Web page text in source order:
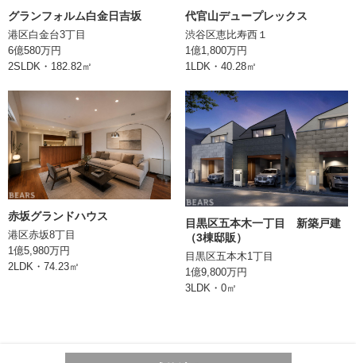
所有権
現況
取引形態
備考
情報登録日 2024/07/02
次回更新日
株式会社BEARS
東京都千代田区丸の内二丁目1番1号
グランフォルム白金日吉坂
港区白金台3丁目
6億580万円
2SLDK・182.82㎡
代官山デュープレックス
渋谷区恵比寿西１
1億1,800万円
1LDK・40.28㎡
赤坂グランドハウス
港区赤坂8丁目
1億5,980万円
2LDK・74.23㎡
目黒区五本木一丁目 新築戸建
（3棟邸販）
目黒区五本木1丁目
1億9,800万円
3LDK・0㎡